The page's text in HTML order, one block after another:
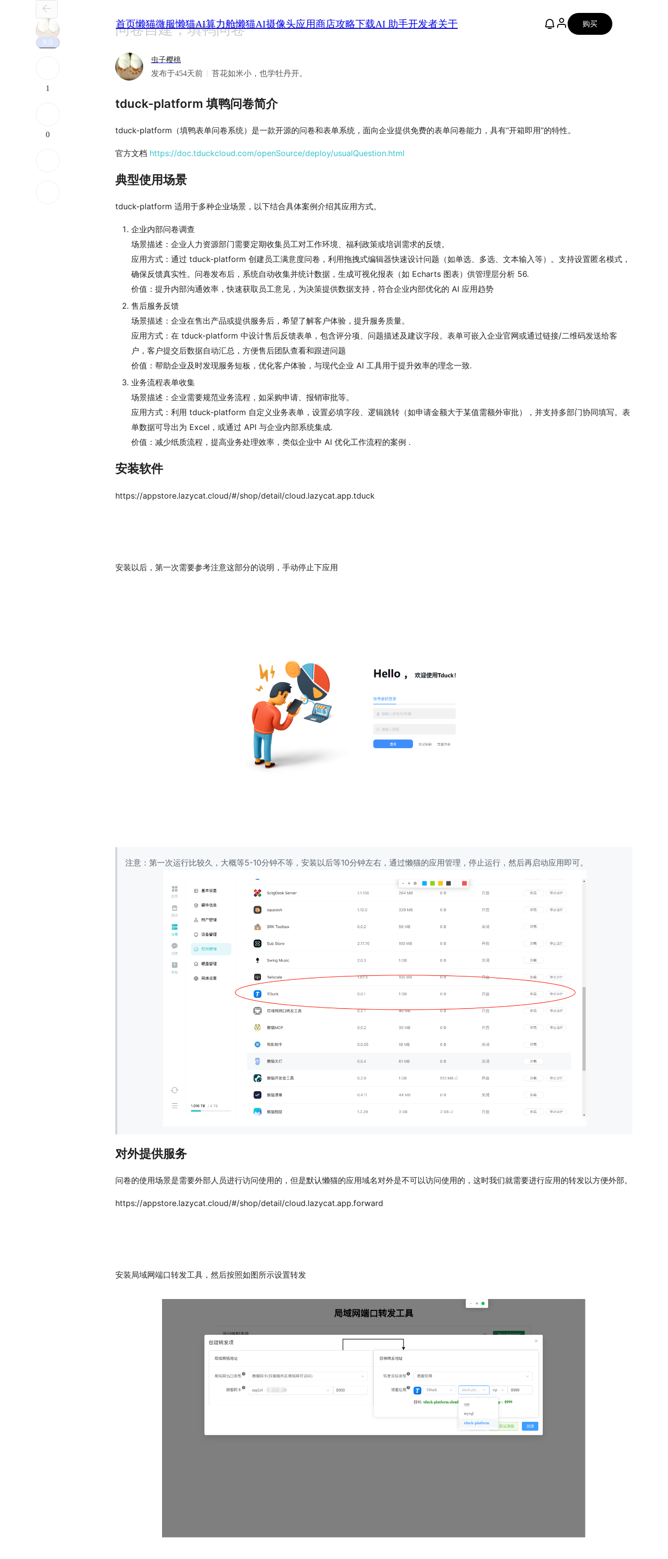
首页懒猫微服懒猫AI算力舱懒猫AI摄像头应用商店攻略下载AI 助手开发者关于 购买
关注
1
0
问卷自建，填鸭问卷
虫子樱桃
发布于454天前 苔花如米小，也学牡丹开。
tduck-platform 填鸭问卷简介
tduck-platform（填鸭表单问卷系统）是一款开源的问卷和表单系统，面向企业提供免费的表单问卷能力，具有“开箱即用”的特性。
官方文档 https://doc.tduckcloud.com/openSource/deploy/usualQuestion.html
典型使用场景
tduck-platform 适用于多种企业场景，以下结合具体案例介绍其应用方式。
企业内部问卷调查
场景描述：企业人力资源部门需要定期收集员工对工作环境、福利政策或培训需求的反馈。
应用方式：通过 tduck-platform 创建员工满意度问卷，利用拖拽式编辑器快速设计问题（如单选、多选、文本输入等）。支持设置匿名模式，
确保反馈真实性。问卷发布后，系统自动收集并统计数据，生成可视化报表（如 Echarts 图表）供管理层分析 56.
价值：提升内部沟通效率，快速获取员工意见，为决策提供数据支持，符合企业内部优化的 AI 应用趋势
售后服务反馈
场景描述：企业在售出产品或提供服务后，希望了解客户体验，提升服务质量。
应用方式：在 tduck-platform 中设计售后反馈表单，包含评分项、问题描述及建议字段。表单可嵌入企业官网或通过链接/二维码发送给客
户，客户提交后数据自动汇总，方便售后团队查看和跟进问题
价值：帮助企业及时发现服务短板，优化客户体验，与现代企业 AI 工具用于提升效率的理念一致.
业务流程表单收集
场景描述：企业需要规范业务流程，如采购申请、报销审批等。
应用方式：利用 tduck-platform 自定义业务表单，设置必填字段、逻辑跳转（如申请金额大于某值需额外审批），并支持多部门协同填写。表
单数据可导出为 Excel，或通过 API 与企业内部系统集成.
价值：减少纸质流程，提高业务处理效率，类似企业中 AI 优化工作流程的案例 .
安装软件
https://appstore.lazycat.cloud/#/shop/detail/cloud.lazycat.app.tduck
安装以后，第一次需要参考注意这部分的说明，手动停止下应用
注意：第一次运行比较久，大概等5-10分钟不等，安装以后等10分钟左右，通过懒猫的应用管理，停止运行，然后再启动应用即可。
对外提供服务
问卷的使用场景是需要外部人员进行访问使用的，但是默认懒猫的应用域名对外是不可以访问使用的，这时我们就需要进行应用的转发以方便外部。
https://appstore.lazycat.cloud/#/shop/detail/cloud.lazycat.app.forward
安装局域网端口转发工具，然后按照如图所示设置转发